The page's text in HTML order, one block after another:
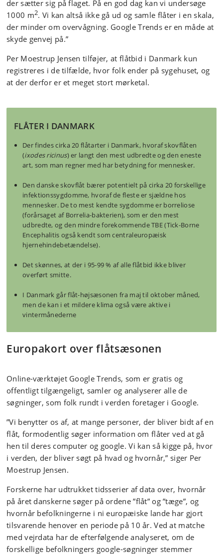
der sætter sig på flaget. På en god dag kan vi undersøge
1000 m2. Vi kan altså ikke gå ud og samle flåter i en skala,
der minder om overvågning. Google Trends er en måde at
skyde genvej på.”
Per Moestrup Jensen tilføjer, at flåtbid i Danmark kun
registreres i de tilfælde, hvor folk ender på sygehuset, og
at der derfor er et meget stort mørketal.
FLÅTER I DANMARK
Der findes cirka 20 flåtarter i Danmark, hvoraf skovflåten
(ixodes ricinus) er langt den mest udbredte og den eneste
art, som man regner med har betydning for mennesker.
Den danske skovflåt bærer potentielt på cirka 20 forskellige
infektionssygdomme, hvoraf de fleste er sjældne hos
mennesker. De to mest kendte sygdomme er borreliose
(forårsaget af Borrelia-bakterien), som er den mest
udbredte, og den mindre forekommende TBE (Tick-Borne
Encephalitis også kendt som centraleuropæisk
hjernehindebetændelse).
Det skønnes, at der i 95-99 % af alle flåtbid ikke bliver
overført smitte.
I Danmark går flåt-højsæsonen fra maj til oktober måned,
men de kan i et mildere klima også være aktive i
vintermånederne
Europakort over flåtsæsonen
Online-værktøjet Google Trends, som er gratis og
offentligt tilgængeligt, samler og analyserer alle de
søgninger, som folk rundt i verden foretager i Google.
”Vi benytter os af, at mange personer, der bliver bidt af en
flåt, formodentlig søger information om flåter ved at gå
hen til deres computer og google. Vi kan så kigge på, hvor
i verden, der bliver søgt på hvad og hvornår,” siger Per
Moestrup Jensen.
Forskerne har udtrukket tidsserier af data over, hvornår
på året danskerne søger på ordene ”flåt” og ”tæge”, og
hvornår befolkningerne i ni europæiske lande har gjort
tilsvarende henover en periode på 10 år. Ved at matche
med vejrdata har de efterfølgende analyseret, om de
forskellige befolkningers google-søgninger stemmer